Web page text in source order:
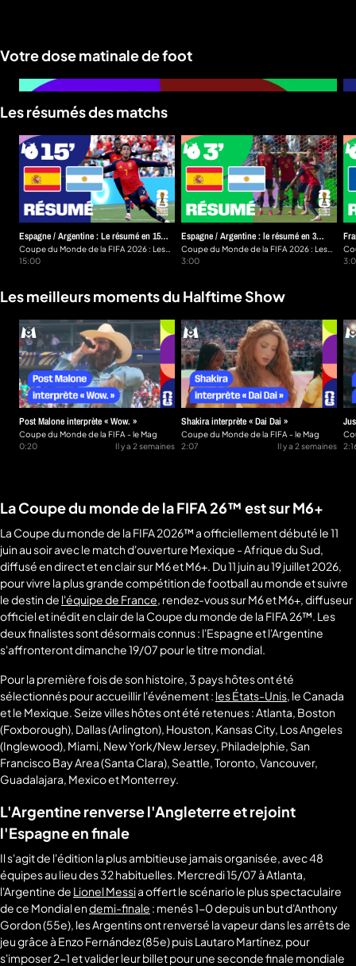
Votre dose matinale de foot
Les résumés des matchs
Espagne / Argentine : Le résumé en 15
minutes
Coupe du Monde de la FIFA 2026 : Les
résumés en 15 minutes
15:00
Espagne / Argentine : le résumé en 3
minutes
Coupe du Monde de la FIFA 2026 : Les
résumés en 3 minutes
3:00
Les meilleurs moments du Halftime Show
Post Malone interprète « Wow. »
Coupe du Monde de la FIFA - le Mag
0:20
Il y a 2 semaines
Shakira interprète « Dai Dai »
Coupe du Monde de la FIFA - le Mag
2:07
Il y a 2 semaines
La Coupe du monde de la FIFA 26™ est sur M6+
La Coupe du monde de la FIFA 2026™ a officiellement débuté le 11
juin au soir avec le match d'ouverture Mexique - Afrique du Sud,
diffusé en direct et en clair sur M6 et M6+. Du 11 juin au 19 juillet 2026,
pour vivre la plus grande compétition de football au monde et suivre
le destin de l'équipe de France , rendez-vous sur M6 et M6+, diffuseur
officiel et inédit en clair de la Coupe du monde de la FIFA 26™. Les
deux finalistes sont désormais connus : l'Espagne et l'Argentine
s'affronteront dimanche 19/07 pour le titre mondial.
Pour la première fois de son histoire, 3 pays hôtes ont été
sélectionnés pour accueillir l'événement : les États-Unis , le Canada
et le Mexique. Seize villes hôtes ont été retenues : Atlanta, Boston
(Foxborough), Dallas (Arlington), Houston, Kansas City, Los Angeles
(Inglewood), Miami, New York/New Jersey, Philadelphie, San
Francisco Bay Area (Santa Clara), Seattle, Toronto, Vancouver,
Guadalajara, Mexico et Monterrey.
L'Argentine renverse l'Angleterre et rejoint
l'Espagne en finale
Il s'agit de l'édition la plus ambitieuse jamais organisée, avec 48
équipes au lieu des 32 habituelles. Mercredi 15/07 à Atlanta,
l'Argentine de Lionel Messia offert le scénario le plus spectaculaire
de ce Mondial endemi-finale : menés 1-0 depuis un but d'Anthony
Gordon (55e), les Argentins ont renversé la vapeur dans les arrêts de
jeu grâce à Enzo Fernández (85e) puis Lautaro Martínez, pour
s'imposer 2-1 et valider leur billet pour une seconde finale mondiale